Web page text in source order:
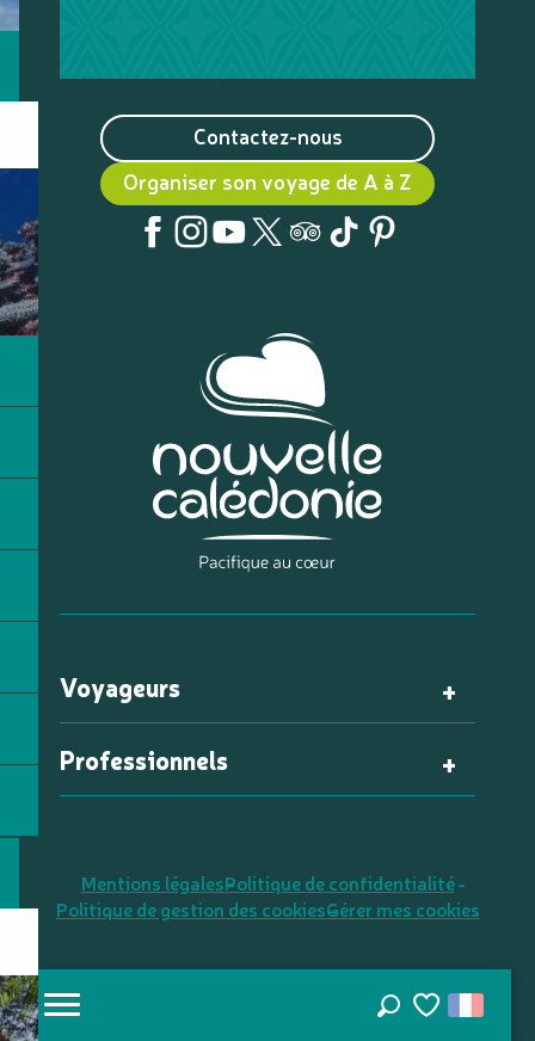
Contactez-nous
Organiser son voyage de A à Z
Voyageurs
Professionnels
Mentions légalesPolitique de confidentialité
Politique de gestion des cookiesGérer mes cookies